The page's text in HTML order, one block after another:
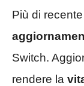
Più di
Switch.
rendere la